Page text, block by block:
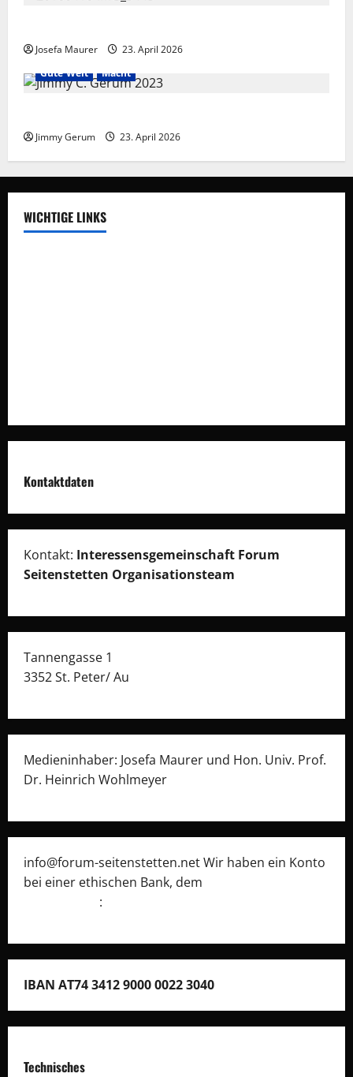
Josefa Maurer
23. April 2026
Gute Welt
Macht
Jimmy Gerum 23. April 2026
WICHTIGE LINKS
Kontaktdaten
Kontakt: Interessensgemeinschaft Forum
Seitenstetten Organisationsteam
Tannengasse 1
3352 St. Peter/ Au
Medieninhaber: Josefa Maurer und Hon. Univ. Prof.
Dr. Heinrich Wohlmeyer
info@forum-seitenstetten.net Wir haben ein Konto
bei einer ethischen Bank, dem
:
IBAN AT74 3412 9000 0022 3040
Technisches